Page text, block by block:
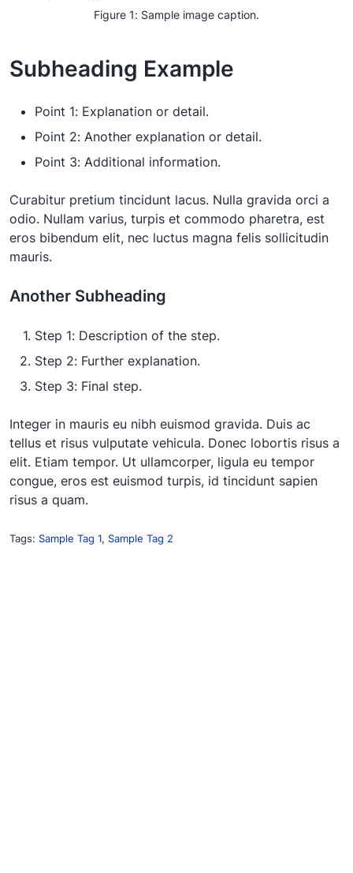
Figure 1: Sample image caption.
Subheading Example
Point 1: Explanation or detail.
Point 2: Another explanation or detail.
Point 3: Additional information.
Curabitur pretium tincidunt lacus. Nulla gravida orci a
odio. Nullam varius, turpis et commodo pharetra, est
eros bibendum elit, nec luctus magna felis sollicitudin
mauris.
Another Subheading
Step 1: Description of the step.
Step 2: Further explanation.
Step 3: Final step.
Integer in mauris eu nibh euismod gravida. Duis ac
tellus et risus vulputate vehicula. Donec lobortis risus a
elit. Etiam tempor. Ut ullamcorper, ligula eu tempor
congue, eros est euismod turpis, id tincidunt sapien
risus a quam.
Tags: Sample Tag 1, Sample Tag 2